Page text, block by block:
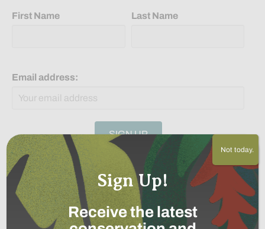
First Name Last Name
Email address:
Related Articles
Sign Up!
Receive the latest
Not today.